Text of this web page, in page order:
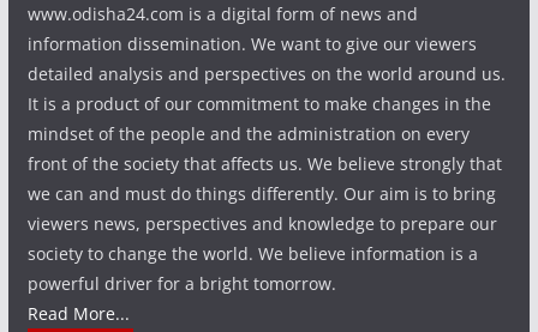
www.odisha24.com is a digital form of news and
information dissemination. We want to give our viewers
detailed analysis and perspectives on the world around us.
It is a product of our commitment to make changes in the
mindset of the people and the administration on every
front of the society that affects us. We believe strongly that
we can and must do things differently. Our aim is to bring
viewers news, perspectives and knowledge to prepare our
society to change the world. We believe information is a
powerful driver for a bright tomorrow.
Read More...